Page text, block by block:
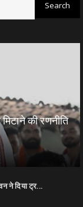
की रणनीति
ने दिया ट्र...